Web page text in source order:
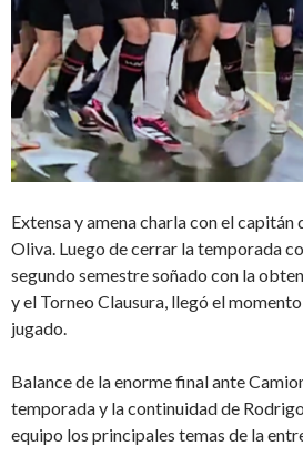
Extensa y amena charla con el
Oliva. Luego de cerrar la temporada
segundo semestre soñado con la
y el Torneo Clausura, llegó el
jugado.
Balance de la enorme final ante
temporada y la continuidad de
equipo los principales temas de la